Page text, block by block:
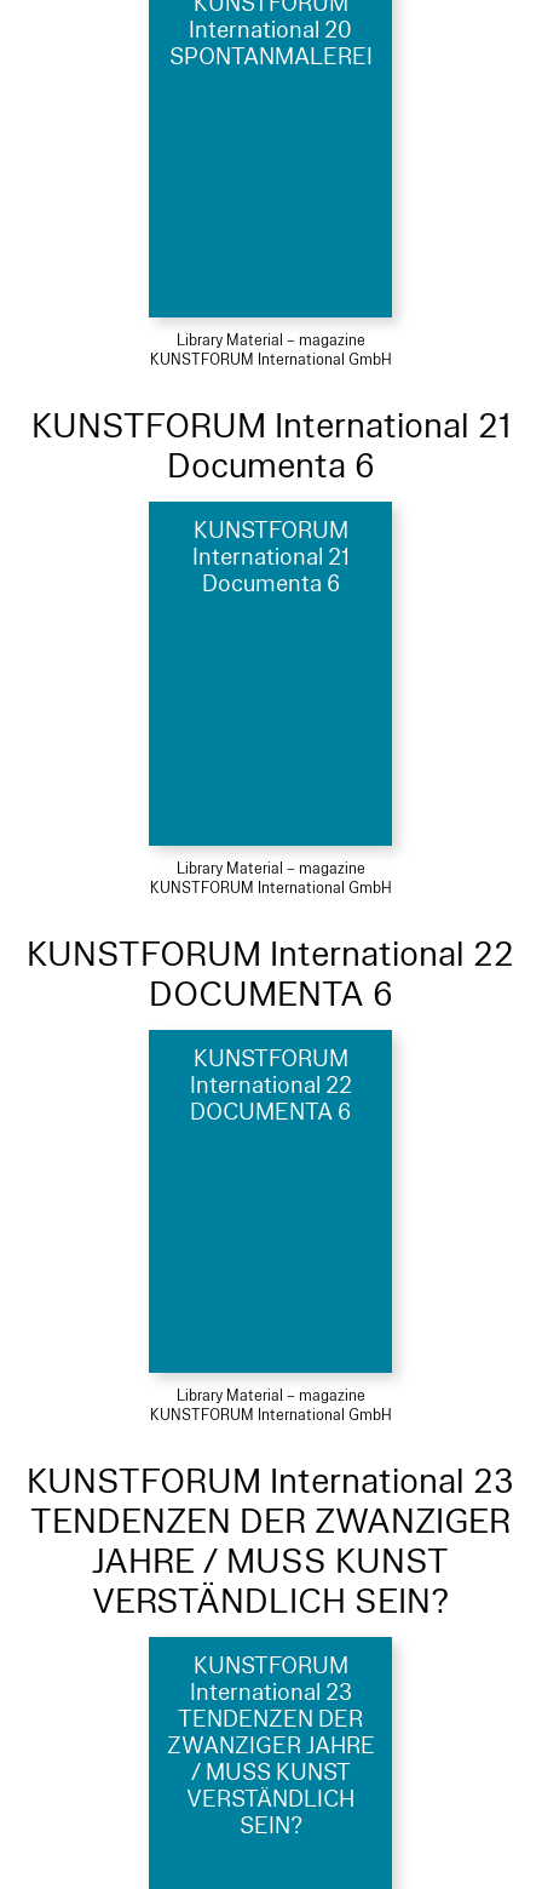
International 20
SPONTANMALEREI
Library Material – magazine
KUNSTFORUM International GmbH
KUNSTFORUM International 21
Documenta 6
KUNSTFORUM
International 21
Documenta 6
Library Material – magazine
KUNSTFORUM International GmbH
KUNSTFORUM International 22
DOCUMENTA 6
KUNSTFORUM
International 22
DOCUMENTA 6
Library Material – magazine
KUNSTFORUM International GmbH
KUNSTFORUM International 23
TENDENZEN DER ZWANZIGER
JAHRE / MUSS KUNST
VERSTÄNDLICH SEIN?
KUNSTFORUM
International 23
TENDENZEN DER
ZWANZIGER JAHRE
/ MUSS KUNST
VERSTÄNDLICH
SEIN?